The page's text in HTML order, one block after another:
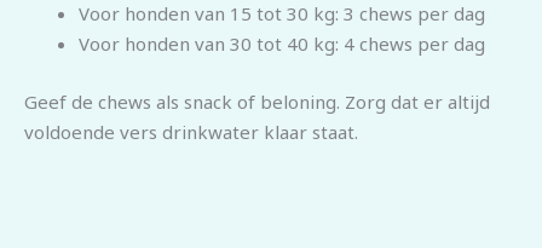
Voor honden van 15 tot 30 kg: 3 chews per dag
Voor honden van 30 tot 40 kg: 4 chews per dag
Geef de chews als snack of beloning. Zorg dat er altijd
voldoende vers drinkwater klaar staat.